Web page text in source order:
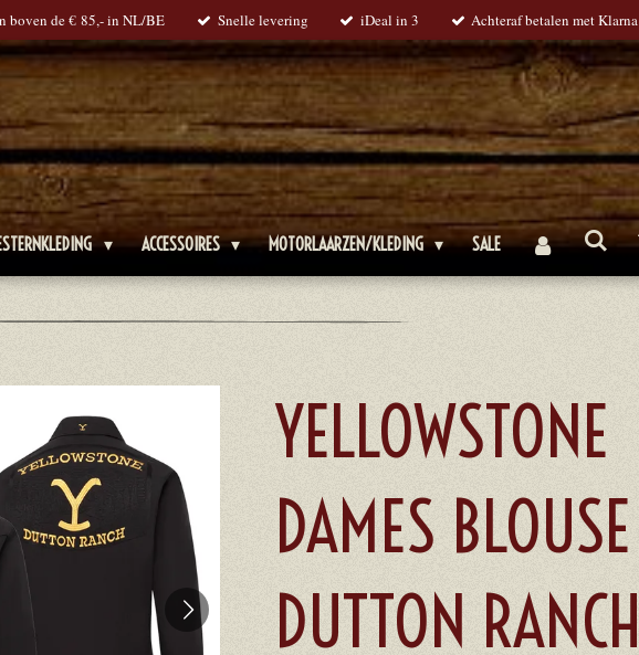
boven de € 85,- in NL/BE Snelle levering iDeal in 3 Achteraf betalen met Klarna
ACCESSOIRES MOTORLAARZEN/KLEDING SALE
YELLOWSTONE
DAMES BLOUSE
DUTTON RANCH